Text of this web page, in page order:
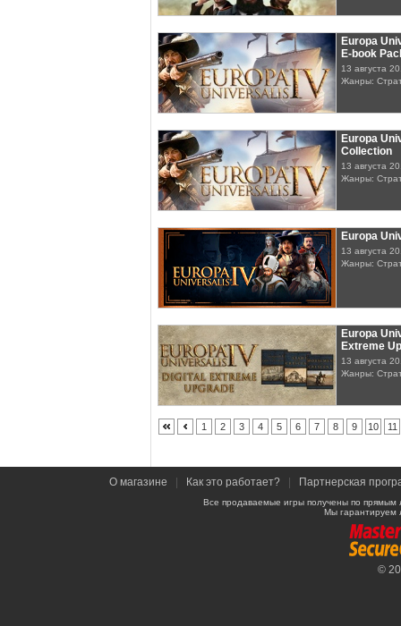
Europa
E-book
13 августа
Жанры:
Europa
Collection
13 августа
Жанры:
Europa
13 августа
Жанры:
Europa
Extreme
13 августа
Жанры:
1 2 3 4 5 6 7 8 9 10 11
О магазине Как это работает? Партнерская
Все продаваемые игры получены по
Мы гарантируем
©